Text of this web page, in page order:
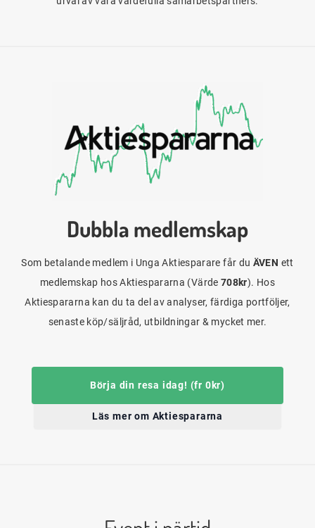
Dubbla medlemskap
Som betalande medlem i Unga Aktiesparare får du ÄVEN ett
medlemskap hos Aktiespararna (Värde 708kr). Hos
Aktiespararna kan du ta del av analyser, färdiga portföljer,
senaste köp/säljråd, utbildningar & mycket mer.
Börja din resa idag! (fr 0kr)
Läs mer om Aktiespararna